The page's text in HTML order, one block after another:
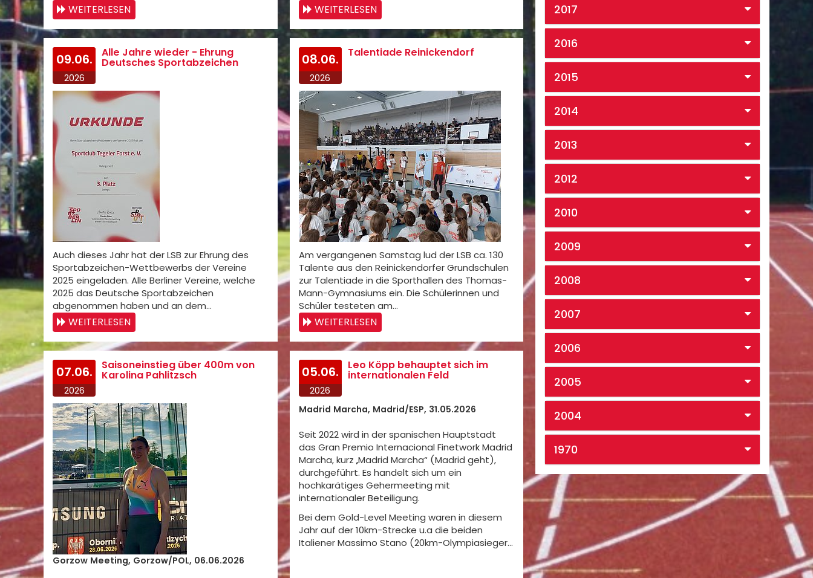
WEITERLESEN WEITERLESEN
09.06.
2026
Alle Jahre wieder - Ehrung
Deutsches Sportabzeichen
Auch dieses Jahr hat der LSB zur Ehrung des
Sportabzeichen-Wettbewerbs der Vereine
2025 eingeladen. Alle Berliner Vereine, welche
2025 das Deutsche Sportabzeichen
abgenommen haben und an dem…
WEITERLESEN
08.06.
2026
Talentiade Reinickendorf
Am vergangenen Samstag lud der LSB ca. 130
Talente aus den Reinickendorfer Grundschulen
zur Talentiade in die Sporthallen des Thomas-
Mann-Gymnasiums ein. Die Schülerinnen und
Schüler testeten am…
WEITERLESEN
07.06.
2026
Saisoneinstieg über 400m von
Karolina Pahlitzsch
Gorzow Meeting, Gorzow/POL, 06.06.2026
05.06.
2026
Leo Köpp behauptet sich im
internationalen Feld
Madrid Marcha, Madrid/ESP, 31.05.2026
Seit 2022 wird in der spanischen Hauptstadt
das Gran Premio Internacional Finetwork Madrid
Marcha, kurz „Madrid Marcha“ (Madrid geht),
durchgeführt. Es handelt sich um ein
hochkarätiges Gehermeeting mit
internationaler Beteiligung.
Bei dem Gold-Level Meeting waren in diesem
Jahr auf der 10km-Strecke u.a die beiden
Italiener Massimo Stano (20km-Olympiasieger…
2017
2016
2015
2014
2013
2012
2010
2009
2008
2007
2006
2005
2004
1970